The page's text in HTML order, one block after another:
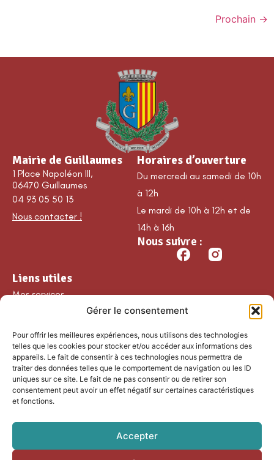
Gérer le consentement
Pour offrir les meilleures expériences, nous utilisons des technologies
telles que les cookies pour stocker et/ou accéder aux informations des
appareils. Le fait de consentir à ces technologies nous permettra de
traiter des données telles que le comportement de navigation ou les ID
uniques sur ce site. Le fait de ne pas consentir ou de retirer son
consentement peut avoir un effet négatif sur certaines caractéristiques
et fonctions.
Accepter
Prochain →
Mairie de Guillaumes
1 Place Napoléon III,
06470 Guillaumes
04 93 05 50 13
Nous contacter !
Horaires d’ouverture
Du mercredi au samedi de 10h
à 12h
Le mardi de 10h à 12h et de
14h à 16h
Nous suivre :
Liens utiles
Mes services
Nos loisirs
Agenda
Les temps forts
Partenaires et